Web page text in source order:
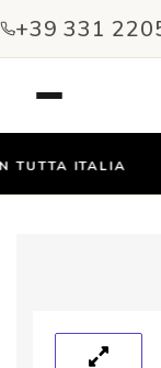
+39 331
ITALIA
Salta